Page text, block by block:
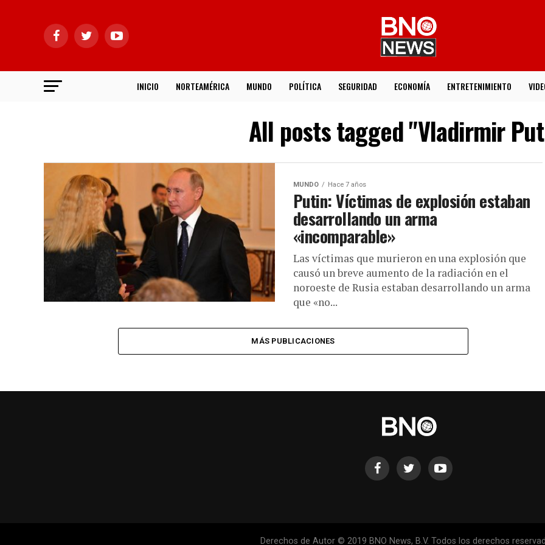
INICIO NORTEAMÉRICA MUNDO POLÍTICA SEGURIDAD ECONOMÍA ENTRETENIMIENTO
All posts tagged "Vladirmir
MUNDO Hace 7 años
Putin: Víctimas de explosión estaban
desarrollando un arma
«incomparable»
Las víctimas que murieron en una explosión que
causó un breve aumento de la radiación en el
noroeste de Rusia estaban desarrollando un arma
que «no...
MÁS PUBLICACIONES
Derechos de Autor © 2019 BNO News, B.V. Todos los derechos